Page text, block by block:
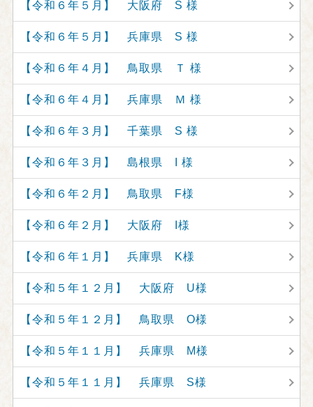
【令和６年５月】 大阪府 S 様
【令和６年５月】 兵庫県 S 様
【令和６年４月】 鳥取県 Ｔ 様
【令和６年４月】 兵庫県 Ｍ 様
【令和６年３月】 千葉県 S 様
【令和６年３月】 島根県 I 様
【令和６年２月】 鳥取県 F様
【令和６年２月】 大阪府 I様
【令和６年１月】 兵庫県 K様
【令和５年１２月】 大阪府 U様
【令和５年１２月】 鳥取県 O様
【令和５年１１月】 兵庫県 M様
【令和５年１１月】 兵庫県 S様